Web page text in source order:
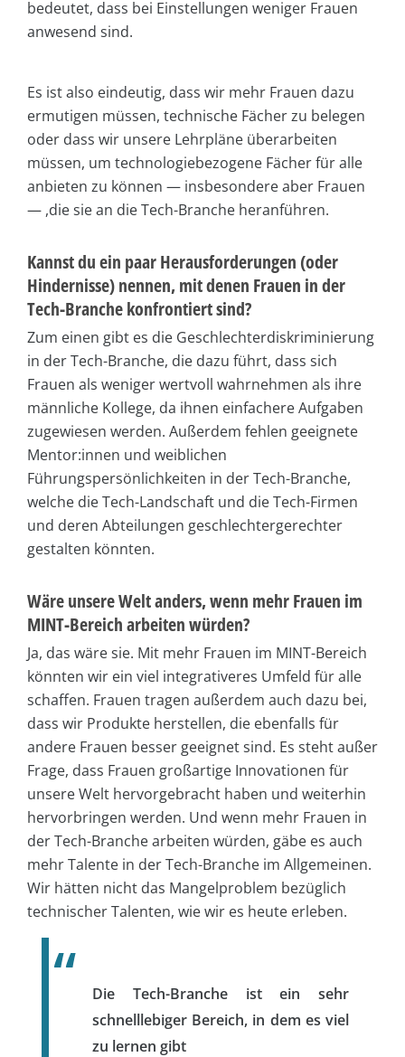
bedeutet, dass bei Einstellungen weniger Frauen
anwesend sind.
Es ist also eindeutig, dass wir mehr Frauen dazu
ermutigen müssen, technische Fächer zu belegen
oder dass wir unsere Lehrpläne überarbeiten
müssen, um technologiebezogene Fächer für alle
anbieten zu können — insbesondere aber Frauen
— ,die sie an die Tech-Branche heranführen.
Kannst du ein paar Herausforderungen (oder
Hindernisse) nennen, mit denen Frauen in der
Tech-Branche konfrontiert sind?
Zum einen gibt es die Geschlechterdiskriminierung
in der Tech-Branche, die dazu führt, dass sich
Frauen als weniger wertvoll wahrnehmen als ihre
männliche Kollege, da ihnen einfachere Aufgaben
zugewiesen werden. Außerdem fehlen geeignete
Mentor:innen und weiblichen
Führungspersönlichkeiten in der Tech-Branche,
welche die Tech-Landschaft und die Tech-Firmen
und deren Abteilungen geschlechtergerechter
gestalten könnten.
Wäre unsere Welt anders, wenn mehr Frauen im
MINT-Bereich arbeiten würden?
Ja, das wäre sie. Mit mehr Frauen im MINT-Bereich
könnten wir ein viel integrativeres Umfeld für alle
schaffen. Frauen tragen außerdem auch dazu bei,
dass wir Produkte herstellen, die ebenfalls für
andere Frauen besser geeignet sind. Es steht außer
Frage, dass Frauen großartige Innovationen für
unsere Welt hervorgebracht haben und weiterhin
hervorbringen werden. Und wenn mehr Frauen in
der Tech-Branche arbeiten würden, gäbe es auch
mehr Talente in der Tech-Branche im Allgemeinen.
Wir hätten nicht das Mangelproblem bezüglich
technischer Talenten, wie wir es heute erleben.
Die Tech-Branche ist ein sehr
schnelllebiger Bereich, in dem es viel
zu lernen gibt